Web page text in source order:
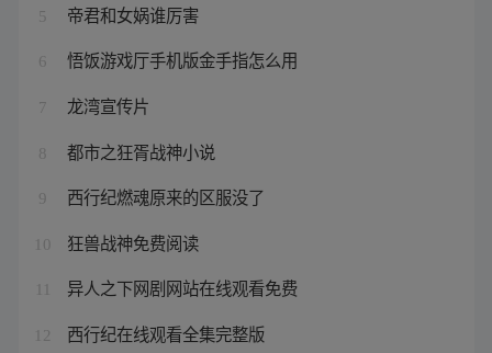
5 帝君和女娲谁厉害
6 悟饭游戏厅手机版金手指怎么用
7 龙湾宣传片
8 都市之狂胥战神小说
9 西行纪燃魂原来的区服没了
10 狂兽战神免费阅读
异人之下网剧网站在线观看免费
12 西行纪在线观看全集完整版